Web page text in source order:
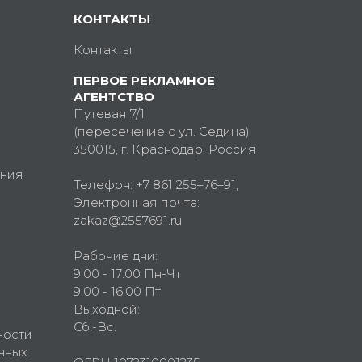
КОНТАКТЫ
Контакты
ПЕРВОЕ РЕКЛАМНОЕ
АГЕНТСТВО
Путевая 7/1
(пересечение с ул. Седина)
350015, г. Краснодар, Россия
Телефон: +7 861 255–76–91,
Электронная почта:
zakaz@2557691.ru
Рабочие дни:
9:00 - 17:00 Пн-Чт
9:00 - 16:00 Пт
Выходной:
Сб.-Вс.